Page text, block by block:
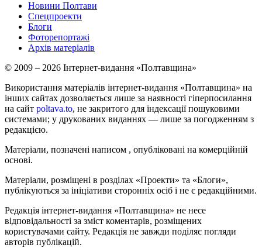
Новини Полтави
Спецпроекти
Блоги
Фоторепортажі
Архів матеріалів
© 2009 – 2026 Інтернет-видання «Полтавщина»
Використання матеріалів інтернет-видання «Полтавщина» на
інших сайтах дозволяється лише за наявності гіперпосилання
на сайт poltava.to, не закритого для індексації пошуковими
системами; у друкованих виданнях — лише за погодженням з
редакцією.
Матеріали, позначені написом , опубліковані на комерційній
основі.
Матеріали, розміщені в розділах «Проекти» та «Блоги»,
публікуються за ініціативи сторонніх осіб і не є редакційними.
Редакція інтернет-видання «Полтавщина» не несе
відповідальності за зміст коментарів, розміщених
користувачами сайту. Редакція не завжди поділяє погляди
авторів публікацій.